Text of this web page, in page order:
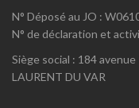
N° Déposé au JO :
N° de déclaration et
Siège social : 184
LAURENT DU VAR